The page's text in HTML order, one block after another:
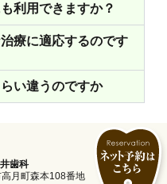
利用できますか？
療に適応するのです
い違うのですか
歯科
月町森本108番地